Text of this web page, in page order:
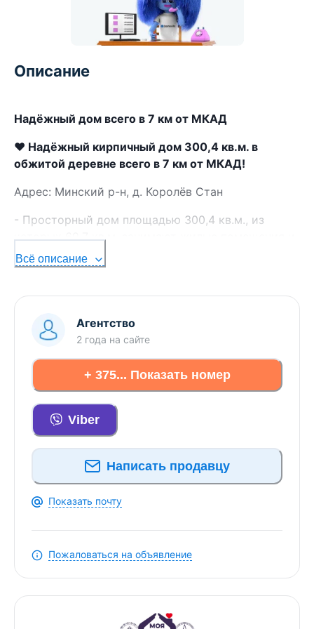
Описание
Надёжный дом всего в 7 км от МКАД
❤️ Надёжный кирпичный дом 300,4 кв.м. в
обжитой деревне всего в 7 км от МКАД!
Адрес: Минский р-н, д. Королёв Стан
- Просторный дом площадью 300,4 кв.м., из
которых 69,7 кв.м. занимают жилые помещения и
19 кв.м. составляет кухня, станет отличным
выбором для семьи, которая ценит тишину и
- Здание построено в 2002 году из прочных
материалов. Цокольный этаж, сухой и ровный,
подходит под мастерскую или технические
помещения. Первый этаж построен из
газосиликатного блока, второй из кирпича, что
обеспечивает дому тепло и надёжность. Ремонт
был начат, часть комнат подготовлена под
отделку, входная группа зашита гипсокартоном,
что позволит новому владельцу оформить всё по
своему вкусу.
- В доме установлено газовое отопление,
дополнительно сохранён твердотопливный котёл,
что создаёт комфорт и уверенность в любой
местная, кровля покрыта шифером.
Коммуникации подключены, и дом готов к
круглогодичному проживанию.
- На участке площадью 22,5 сотки достаточно
Всё описание
Агентство
2 года на сайте
+ 375... Показать номер
Viber
Написать продавцу
Показать почту
Пожаловаться на объявление